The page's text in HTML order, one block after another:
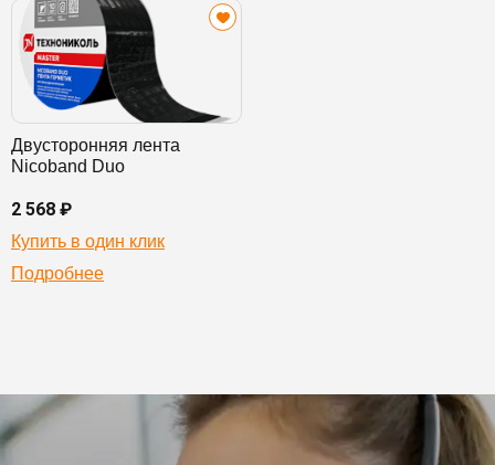
Двусторонняя лента
Nicoband Duo
2 568 ₽
Купить в один клик
Подробнее